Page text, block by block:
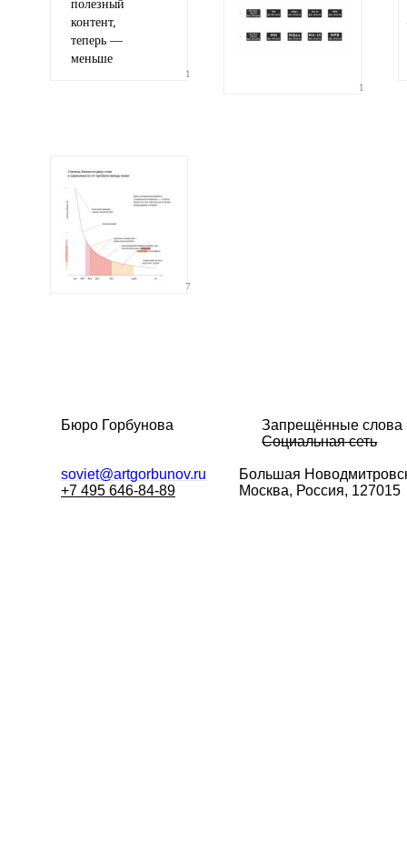
полезный
контент,
теперь —
меньше
1
1
7
Бюро Горбунова
Запрещённые слова
Социальная сеть
soviet@artgorbunov.ru
+7 495 646-84-89
Большая
Москва, Россия, 127015